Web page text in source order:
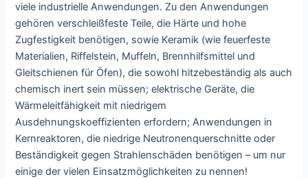
viele industrielle Anwendungen. Zu den Anwendungen
gehören verschleißfeste Teile, die Härte und hohe
Zugfestigkeit benötigen, sowie Keramik (wie feuerfeste
Materialien, Riffelstein, Muffeln, Brennhilfsmittel und
Gleitschienen für Öfen), die sowohl hitzebeständig als auch
chemisch inert sein müssen; elektrische Geräte, die
Wärmeleitfähigkeit mit niedrigem
Ausdehnungskoeffizienten erfordern; Anwendungen in
Kernreaktoren, die niedrige Neutronenquerschnitte oder
Beständigkeit gegen Strahlenschäden benötigen – um nur
einige der vielen Einsatzmöglichkeiten zu nennen!